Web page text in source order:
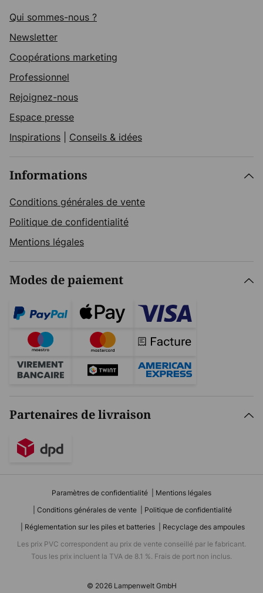
Qui sommes-nous ?
Newsletter
Coopérations marketing
Professionnel
Rejoignez-nous
Espace presse
Inspirations
Conseils & idées
Informations
Conditions générales de vente
Politique de confidentialité
Mentions légales
Modes de paiement
Partenaires de livraison
Paramètres de confidentialité
Mentions légales
Conditions générales de vente
Politique de confidentialité
Réglementation sur les piles et batteries
Recyclage des ampoules
Les prix PVC correspondent au prix de vente conseillé par le fabricant.
Tous les prix incluent la TVA de 8.1 %. Frais de port non inclus.
© 2026 Lampenwelt GmbH